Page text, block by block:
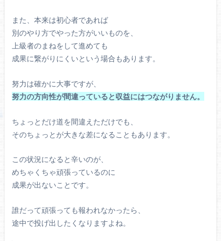
また、本来は初心者であれば
別のやり方でやった方がいいものを、
上級者のまねをして進めても
成果に繋がりにくいという場合もあります。
努力は確かに大事ですが、
努力の方向性が間違っていると収益にはつながりません。
ちょっとだけ道を間違えただけでも、
そのちょっとが大きな差になることもあります。
この状況になると辛いのが、
めちゃくちゃ頑張っているのに
成果が出ないことです。
誰だって頑張っても報われなかったら、
途中で投げ出したくなりますよね。